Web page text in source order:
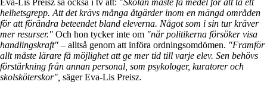
helhetsgrepp. Att det krävs många åtgärder inom en mängd områden
för att förändra beteendet bland eleverna. Något som i sin tur kräver
mer resurser." Och hon tycker inte om "när politikerna försöker visa
handlingskraft" – alltså genom att införa ordningsomdömen. "Framför
allt måste lärare få möjlighet att ge mer tid till varje elev. Sen behövs
förstärkning från annan personal, som psykologer, kuratorer och
skolsköterskor", säger Eva-Lis Preisz.